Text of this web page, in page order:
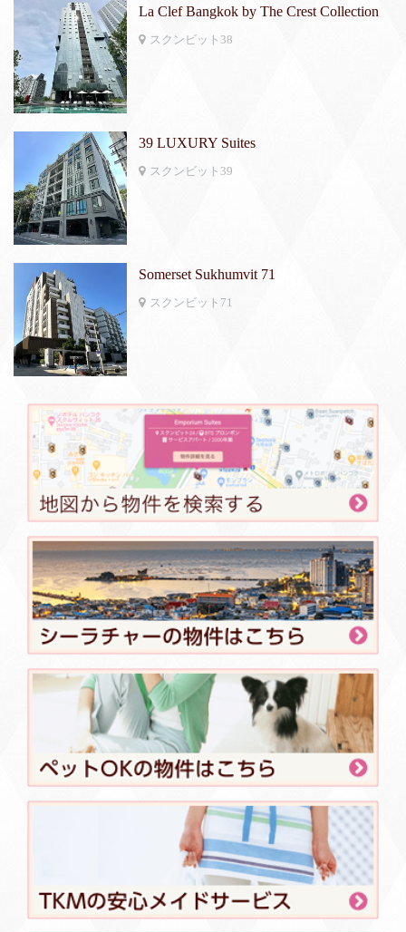
La Clef Bangkok by The Crest Collection
スクンビット38
39 LUXURY Suites
スクンビット39
Somerset Sukhumvit 71
スクンビット71